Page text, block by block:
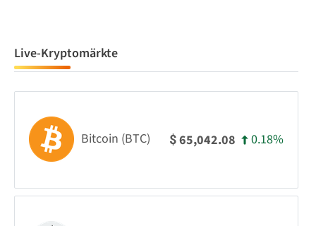
Live-Kryptomärkte
Bitcoin (BTC) $65,042.08 0.18%